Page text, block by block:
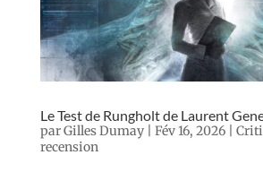
Le Test de Rungholt de Laurent
parGilles Dumay| Fév 16, 2026|
recension